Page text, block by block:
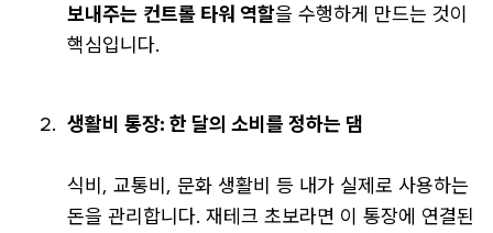
보내주는 컨트롤 타워 역할을 수행하게 만드는 것이
핵심입니다.
생활비 통장: 한 달의 소비를 정하는 댐
식비, 교통비, 문화 생활비 등 내가 실제로 사용하는
돈을 관리합니다. 재테크 초보라면 이 통장에 연결된